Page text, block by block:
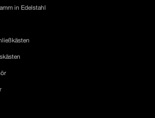
in Edelstahl